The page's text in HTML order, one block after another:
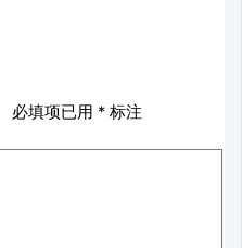
必填项已用 * 标注